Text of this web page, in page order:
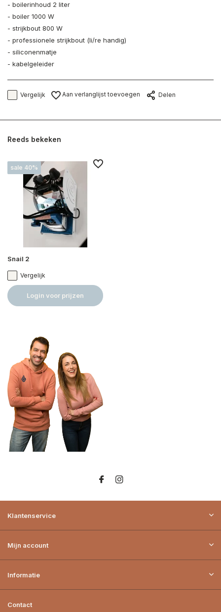
- boilerinhoud 2 liter
- boiler 1000 W
- strijkbout 800 W
- professionele strijkbout (li/re handig)
- siliconenmatje
- kabelgeleider
Vergelijk Aan verlanglijst toevoegen Delen
Reeds bekeken
sale 40%
Snail 2
Vergelijk
Login voor prijzen
Klantenservice
Mijn account
Informatie
Contact